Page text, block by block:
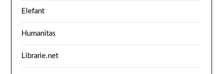
Elefant
Humanitas
Librarie.net